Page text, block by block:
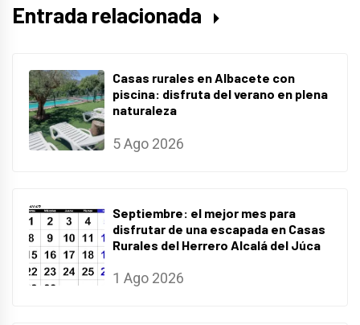
Entrada relacionada
Casas rurales en Albacete con
piscina: disfruta del verano en plena
naturaleza
5 Ago 2026
Septiembre: el mejor mes para
disfrutar de una escapada en Casas
Rurales del Herrero Alcalá del Júca
1 Ago 2026